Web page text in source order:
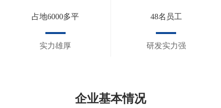
占地6000多平
实力雄厚
48名员工
研发实力强
企业基本情况